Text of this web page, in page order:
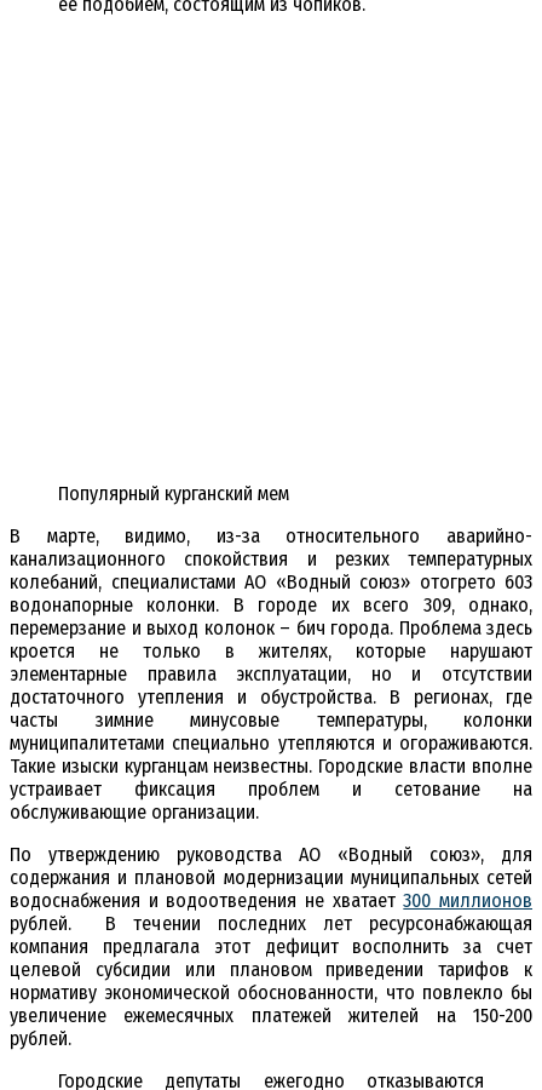
Популярный курганский мем
В марте, видимо, из-за относительного аварийно-
канализационного спокойствия и резких температурных
колебаний, специалистами АО «Водный союз» отогрето 603
водонапорные колонки. В городе их всего 309, однако,
перемерзание и выход колонок – бич города. Проблема здесь
кроется не только в жителях, которые нарушают
элементарные правила эксплуатации, но и отсутствии
достаточного утепления и обустройства. В регионах, где
часты зимние минусовые температуры, колонки
муниципалитетами специально утепляются и огораживаются.
Такие изыски курганцам неизвестны. Городские власти вполне
устраивает фиксация проблем и сетование на
обслуживающие организации.
По утверждению руководства АО «Водный союз», для
содержания и плановой модернизации муниципальных сетей
водоснабжения и водоотведения не хватает300 миллионов
рублей. В течении последних лет ресурсонабжающая
компания предлагала этот дефицит восполнить за счет
целевой субсидии или плановом приведении тарифов к
нормативу экономической обоснованности, что повлекло бы
увеличение ежемесячных платежей жителей на 150-200
рублей.
Городские депутаты ежегодно отказываются